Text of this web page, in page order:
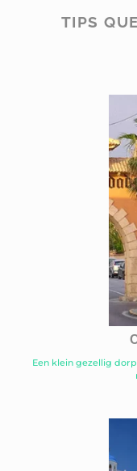
TIPS
Een klein gezellig